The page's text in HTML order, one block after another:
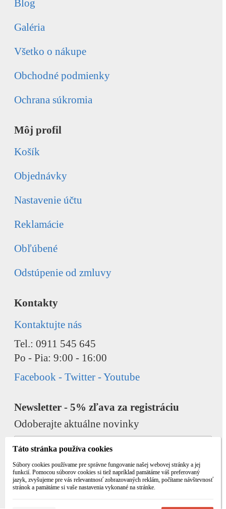
Blog
Galéria
Všetko o nákupe
Obchodné podmienky
Ochrana súkromia
Môj profil
Košík
Objednávky
Nastavenie účtu
Reklamácie
Obľúbené
Odstúpenie od zmluvy
Kontakty
Kontaktujte nás
Tel.: 0911 545 645
Po - Pia: 9:00 - 16:00
Facebook - Twitter - Youtube
Newsletter - 5% zľava za registráciu
Odoberajte aktuálne novinky
Odobrať Pridať
Táto stránka používa cookies
Súbory cookies používame pre správne fungovanie našej webovej stránky a jej
funkcií. Pomocou súborov cookies si tiež napríklad pamätáme váš preferovaný
jazyk, zvyšujeme pre vás relevantnosť zobrazovaných reklám, počítame návštevnosť
stránok a pamätáme si vaše nastavenia vykonané na stránke.